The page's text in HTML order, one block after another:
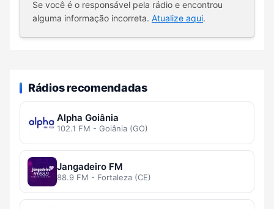
Se você é o responsável pela rádio e encontrou
alguma informação incorreta. Atualize aqui.
Rádios recomendadas
Alpha Goiânia
102.1 FM - Goiânia (GO)
Jangadeiro FM
88.9 FM - Fortaleza (CE)